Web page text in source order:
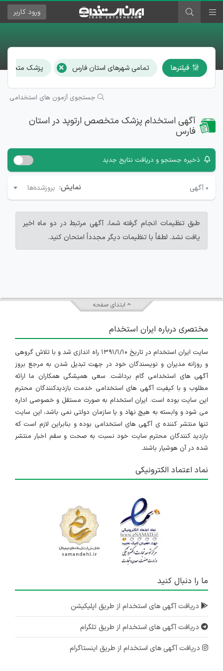
ورود کاربر
فیلترها تمامی شهرهای استان فارس × پزشک متخصص
جستجوی آزمون های استخدامی
آگهی استخدام پزشک متخصص ارتوپد در استان
فارس
ذخیره جستجو و دریافت نتایج جدید
۰ آگهی نمایش: بروزشده‌ها
طبق تنظیمات انجام گرفته شما، آگهی مرتبط در دو ماه اخیر
یافت نشد. لطفاً با تنظیمات دیگر مجدداً امتحان کنید.
ابتدای صفحه
مختصری درباره ایران استخدام
سایت ایران استخدام در تاریخ ۱۳۹۱/۱/۱۰ راه اندازی شد و با تلاش گروهی
و روزانه مدیران و نویسندگان خود در جهت تبدیل شدن به مرجع بروز
آگهی های استخدامی گام برداشت. سعی همیشگی همکاران ما ارائه
مطلوب و با کیفیت آگهی های استخدامی خدمت بازدیدکنندگان محترم
این سایت بوده است. ایران استخدام به صورت مستقل و خصوصی اداره
می شود و وابسته به هیچ نهاد و یا سازمان دولتی نمی باشد، این سایت
تنها منتشر کننده ی آگهی های استخدامی بوده و بنابراین لازم است که
بازدید کنندگان محترم سایت خود نسبت به صحت و سقم اخبار منتشر
شده در آن هوشیار باشند.
نماد اعتماد الکترونیکی
ما را دنبال کنید
دریافت آگهی های استخدام از طریق اپلیکیشن
دریافت آگهی های استخدام از طریق تلگرام
دریافت آگهی های استخدام از طریق اینستاگرام